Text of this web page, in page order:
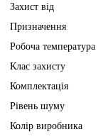
Захист від
Призначення
Робоча температура
Клас захисту
Комплектація
Рівень шуму
Колір виробника